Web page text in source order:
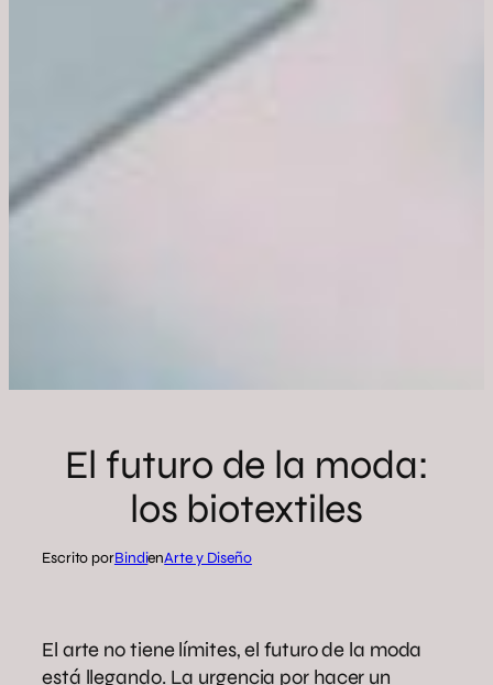
El futuro de la moda:
los biotextiles
Escrito porBindienArte y Diseño
El arte no tiene límites, el futuro de la moda
está llegando. La urgencia por hacer un